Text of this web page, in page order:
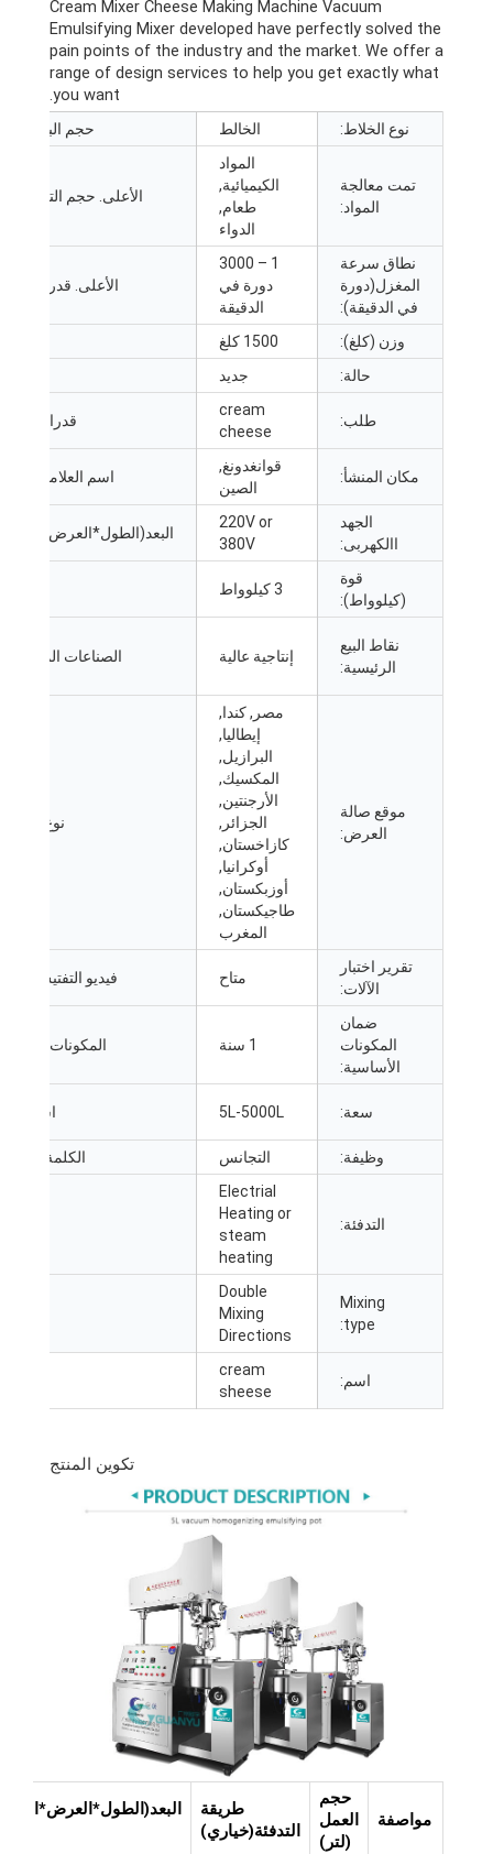
Cream Mixer Cheese Making Machine Vacuum
Emulsifying Mixer developed have perfectly solved the
pain points of the industry and the market. We offer a
range of design services to help you get exactly what
you want
.
نوع الخلاط: الخالط حجم البرميل (ل):
تمت معالجة
المواد:
المواد
الكيميائية,
طعام,
الدواء
الأعلى. حجم التحميل (ل):
نطاق سرعة
المغزل(دورة
في الدقيقة):
1 – 3000
دورة في
الدقيقة
الأعلى. قدرة التحميل:
وزن (كلغ): 1500 كلغ
حالة:
جديد
طلب:
cream
cheese
قدرات إضافية:
مكان المنشأ:
قوانغدونغ,
الصين
اسم العلامة التجارية:
الجهد
االكهربى:
220V or
380V
البعد(الطول*العرض*الارتفاع):
(كيلوواط):
نقاط البيع
الرئيسية:
إنتاجية عالية الصناعات المعمول بها:
موقع صالة
العرض:
مصر, كندا,
إيطاليا,
البرازيل,
المكسيك,
الأرجنتين,
الجزائر,
كازاخستان,
أوكرانيا,
أوزبكستان,
طاجيكستان,
المغرب
نوع التسويق:
تقرير اختبار
الآلات:
فيديو التفتيش الصادر:
ضمان
المكونات
الأساسية:
المكونات الأساسية:
سعة: 5L-5000L اسم المنتج:
وظيفة: التجانس الكلمة الرئيسية:
التدفئة:
Electrial
Heating or
steam
heating
Mixing
type
:
Double
Mixing
Directions
اسم:
cream
sheese
تكوين المنتج
مواصفة
حجم
العمل
(لتر)
طريقة
التدفئة(خياري)
البعد(الطول*العرض*الارتفاع)